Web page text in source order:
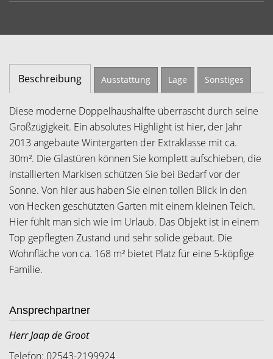
Beschreibung Ausstattung Lage Sonstiges
Diese moderne Doppelhaushälfte überrascht durch seine
Großzügigkeit. Ein absolutes Highlight ist hier, der Jahr
2013 angebaute Wintergarten der Extraklasse mit ca.
30m². Die Glastüren können Sie komplett aufschieben, die
installierten Markisen schützen Sie bei Bedarf vor der
Sonne. Von hier aus haben Sie einen tollen Blick in den
von Hecken geschützten Garten mit einem kleinen Teich.
Hier fühlt man sich wie im Urlaub. Das Objekt ist in einem
Top gepflegten Zustand und sehr solide gebaut. Die
Wohnfläche von ca. 168 m² bietet Platz für eine 5-köpfige
Familie.
Ansprechpartner
Herr Jaap de Groot
Telefon: 02543-2199924